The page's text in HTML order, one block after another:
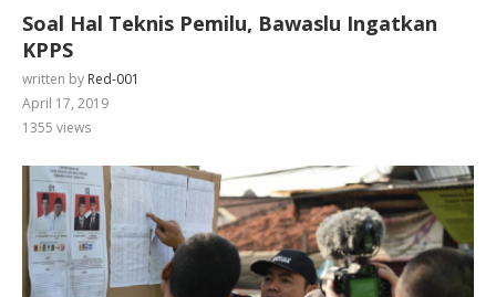
Soal Hal Teknis Pemilu, Bawaslu Ingatkan
KPPS
written by Red-001
April 17, 2019
1355 views